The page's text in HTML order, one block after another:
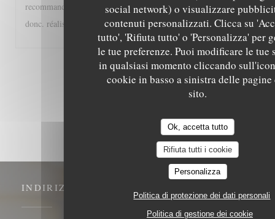
social network) o visualizzare
contenuti personalizzati. Clicca su
tutto', 'Rifiuta tutto' o 'Personalizza' per
le tue preferenze. Puoi modificare le tue
in qualsiasi momento cliccando
cookie in basso a sinistra delle pagine
sito.
Ok, accetta tutto
Rifiuta tutti i cookie
Personalizza
Politica di protezione dei dati personali
Politica di gestione dei cookie
recommander à tous les gourmands et gourmets, A très bientôt
donc. réalisée
1 2 3
INDIRIZZO